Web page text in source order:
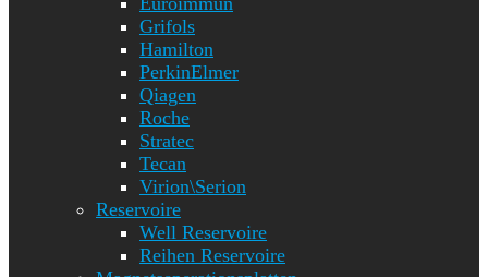
Grifols
Hamilton
PerkinElmer
Qiagen
Roche
Stratec
Tecan
Virion\Serion
Reservoire
Well Reservoire
Reihen Reservoire